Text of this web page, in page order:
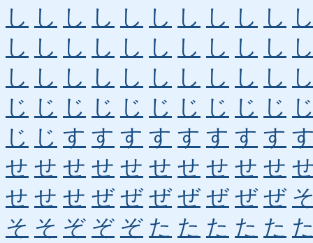
し し し し し し し し し し
し し し し し し し し し し
し し し し し し し し し し
じ じ じ じ じ じ じ じ じ じ
じ じ す す す す す す す す
せ せ せ せ せ せ せ せ せ せ
せ せ せ ぜ ぜ ぜ ぜ ぜ ぜ ぜ
そ そ ぞ ぞ ぞ た た た た た